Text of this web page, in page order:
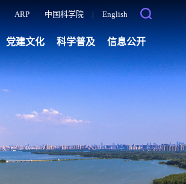
ARP 中国科学院 | English
党建文化 科学普及 信息公开